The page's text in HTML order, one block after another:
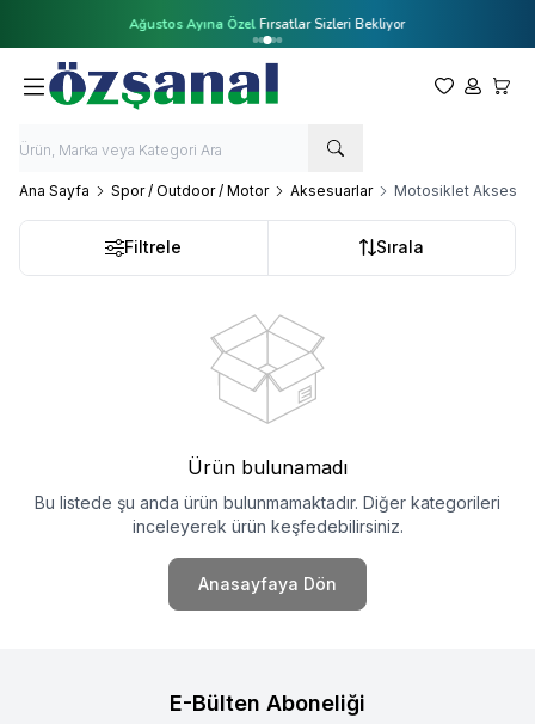
Ağustos Ayına Özel Fırsatlar Sizleri Bekliyor
Favorilerim
Hesabım
Ana Sayfa Spor / Outdoor / Motor Aksesuarlar Motosiklet
Filtrele Sırala
Ürün bulunamadı
Bu listede şu anda ürün bulunmamaktadır. Diğer kategorileri
inceleyerek ürün keşfedebilirsiniz.
Anasayfaya Dön
E-Bülten Aboneliği